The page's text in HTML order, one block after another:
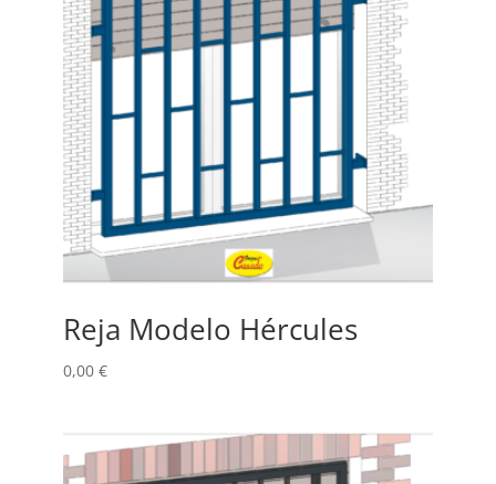
Reja Modelo Hércules
0,00 €